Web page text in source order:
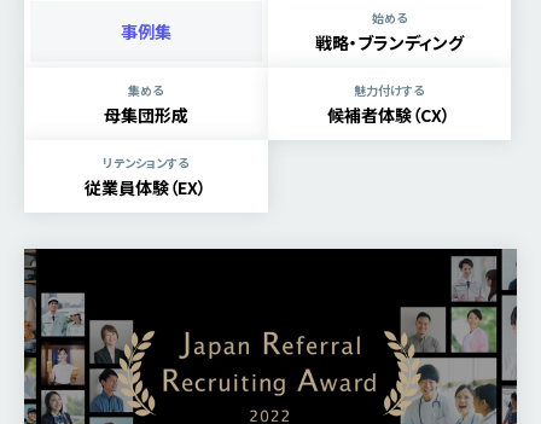
事例集
始める
戦略・ブランディング
集める
母集団形成
魅力付けする
候補者体験（CX）
リテンションする
従業員体験（EX）